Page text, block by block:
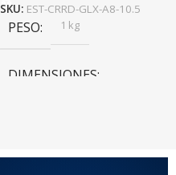
SKU: EST-CRRD-GLX-A8-10.5
PESO 1 kg
DIMENSIONES
COLOR